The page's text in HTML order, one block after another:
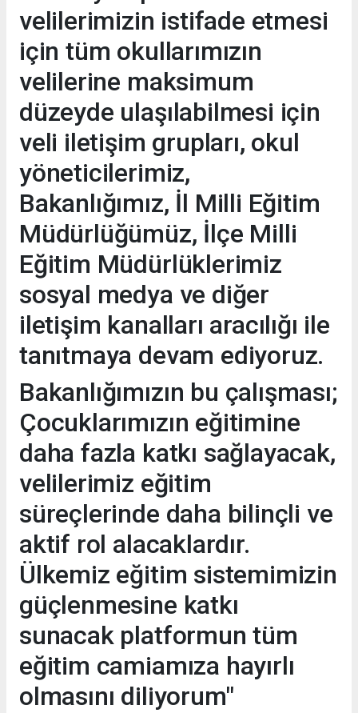
velilerimizin istifade etmesi
için tüm okullarımızın
velilerine maksimum
düzeyde ulaşılabilmesi için
veli iletişim grupları, okul
yöneticilerimiz,
Bakanlığımız, İl Milli Eğitim
Müdürlüğümüz, İlçe Milli
Eğitim Müdürlüklerimiz
sosyal medya ve diğer
iletişim kanalları aracılığı ile
tanıtmaya devam ediyoruz.
Bakanlığımızın bu çalışması;
Çocuklarımızın eğitimine
daha fazla katkı sağlayacak,
velilerimiz eğitim
süreçlerinde daha bilinçli ve
aktif rol alacaklardır.
Ülkemiz eğitim sistemimizin
güçlenmesine katkı
sunacak platformun tüm
eğitim camiamıza hayırlı
olmasını diliyorum"